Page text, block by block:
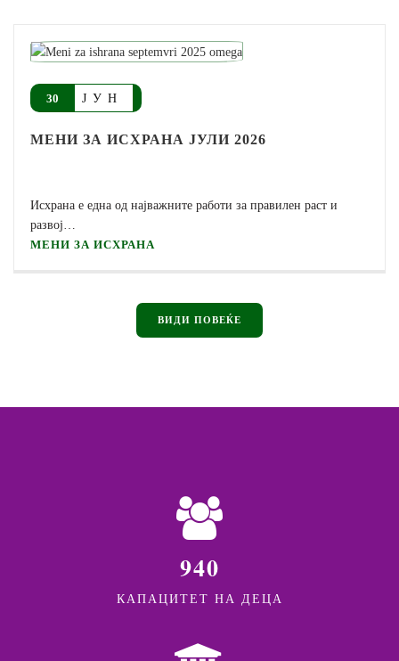
30 ЈУН
МЕНИ ЗА ИСХРАНА ЈУЛИ 2026
Исхрана е една од најважните работи за правилен раст и
развој…
МЕНИ ЗА ИСХРАНА
ВИДИ ПОВЕЌЕ
940
КАПАЦИТЕТ НА ДЕЦА